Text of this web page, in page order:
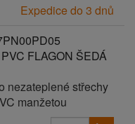
Expedice do 3 dnů
FLAGON ŠEDÁ
nezateplené střechy
manžetou